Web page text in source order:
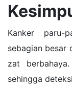
Kanker paru-
sebagian besar
zat
sehingga